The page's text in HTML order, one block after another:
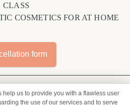
CLASS
COSMETICS FOR AT HOME
form
us to provide you with a flawless user
the use of our services and to serve